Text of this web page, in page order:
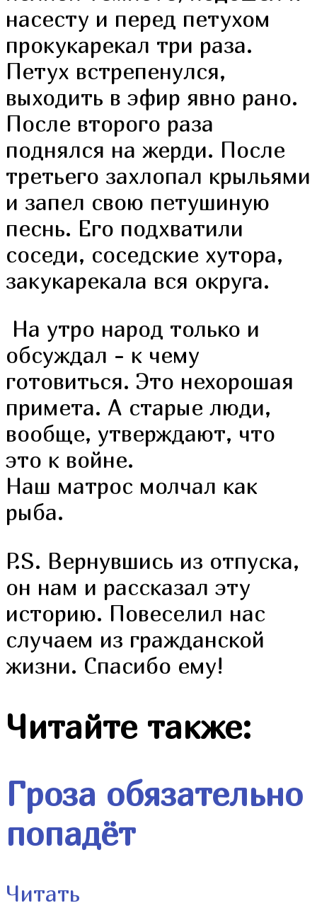
насесту и перед петухом
прокукарекал три раза.
Петух встрепенулся,
выходить в эфир явно рано.
После второго раза
поднялся на жерди. После
третьего захлопал крыльями
и запел свою петушиную
песнь. Его подхватили
соседи, соседские хутора,
закукарекала вся округа.
На утро народ только и
обсуждал - к чему
готовиться. Это нехорошая
примета. А старые люди,
вообще, утверждают, что
это к войне.
Наш матрос молчал как
рыба.
P.S. Вернувшись из отпуска,
он нам и рассказал эту
историю. Повеселил нас
случаем из гражданской
жизни. Спасибо ему!
Читайте также:
Гроза обязательно
попадёт
Читать